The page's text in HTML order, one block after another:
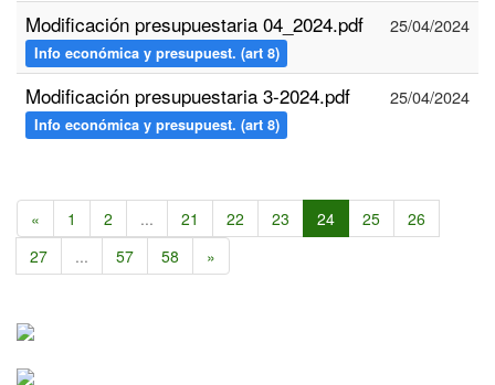
Modificación presupuestaria 04_2024.pdf
Info económica y presupuest. (art 8)
25/04/2024
Modificación presupuestaria 3-2024.pdf
Info económica y presupuest. (art 8)
25/04/2024
« 1 2 ... 21 22 23 24 25
26
27
... 57 58 »